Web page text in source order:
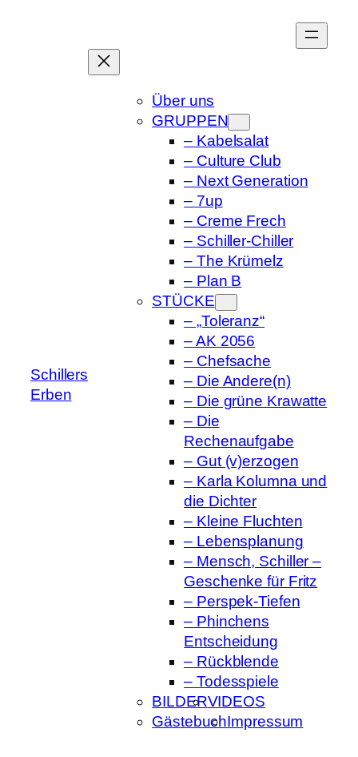
Schillers
Erben
Über uns
GRUPPEN
– Kabelsalat
– Culture Club
– Next Generation
– 7up
– Creme Frech
– Schiller-Chiller
– The Krümelz
– Plan B
STÜCKE
– „Toleranz“
– AK 2056
– Chefsache
– Die Andere(n)
– Die grüne Krawatte
– Die
Rechenaufgabe
– Gut (v)erzogen
– Karla Kolumna und
die Dichter
– Kleine Fluchten
– Lebensplanung
– Mensch, Schiller –
Geschenke für Fritz
– Perspek-Tiefen
– Phinchens
Entscheidung
– Rückblende
– Todesspiele
BILDERVIDEOS
GästebuchImpressum